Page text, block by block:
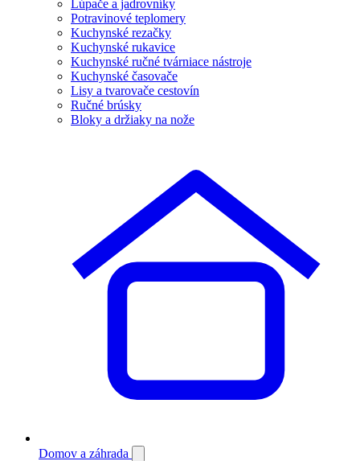
Lúpače a jadrovníky
Potravinové teplomery
Kuchynské rezačky
Kuchynské rukavice
Kuchynské ručné tvárniace nástroje
Kuchynské časovače
Lisy a tvarovače cestovín
Ručné brúsky
Bloky a držiaky na nože
Domov a záhrada